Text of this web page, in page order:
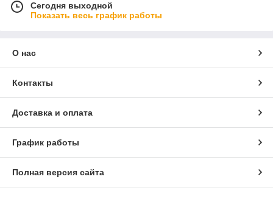
Сегодня выходной
Показать весь график работы
О нас
Контакты
Доставка и оплата
График работы
Полная версия сайта